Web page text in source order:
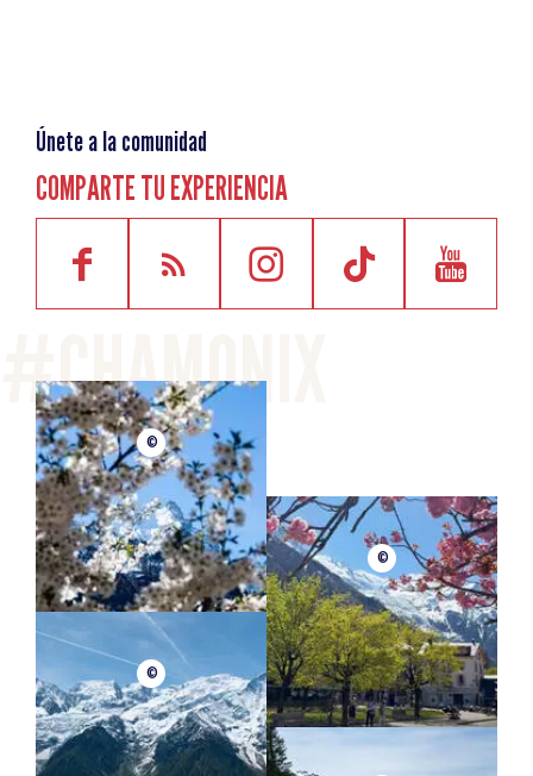
Únete a la comunidad
COMPARTE TU EXPERIENCIA
©
©
©